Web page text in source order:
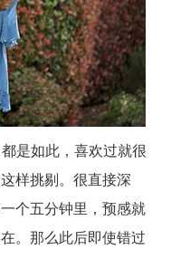
是如此，喜欢过就很
样挑剔。很直接深
个五分钟里，预感就
。那么此后即使错过